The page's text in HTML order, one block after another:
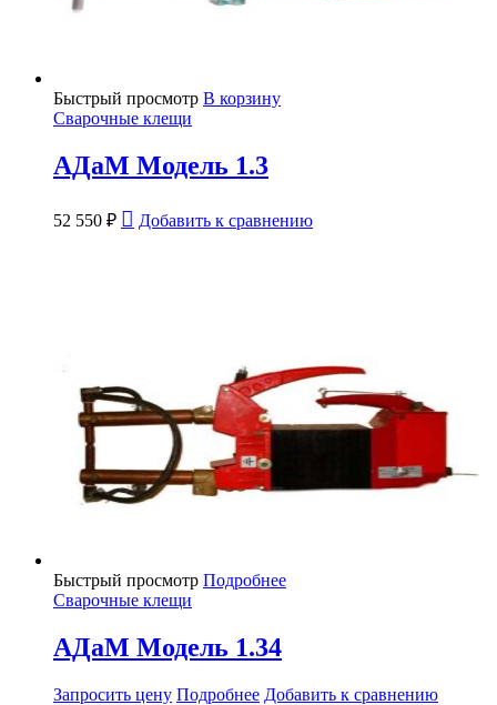
Быстрый просмотр В корзину
Сварочные клещи
АДаМ Модель 1.3
52 550 ₽ Добавить к сравнению
Быстрый просмотр Подробнее
Сварочные клещи
АДаМ Модель 1.34
Запросить цену Подробнее Добавить к сравнению